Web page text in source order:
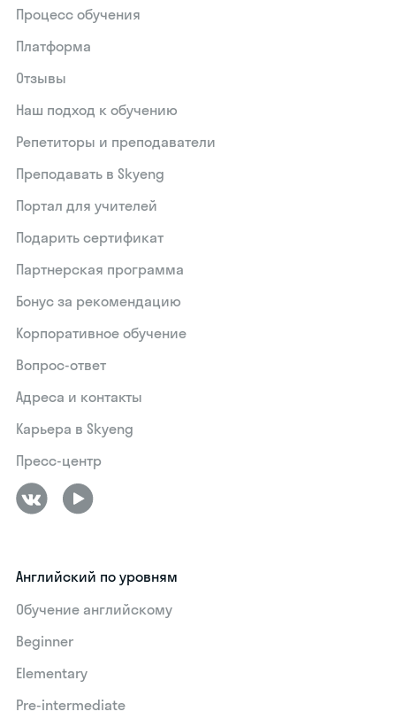
Процесс обучения
Платформа
Отзывы
Наш подход к обучению
Репетиторы и преподаватели
Преподавать в Skyeng
Портал для учителей
Подарить сертификат
Партнерская программа
Бонус за рекомендацию
Корпоративное обучение
Вопрос-ответ
Адреса и контакты
Карьера в Skyeng
Пресс-центр
Английский по уровням
Обучение английскому
Beginner
Elementary
Pre-intermediate